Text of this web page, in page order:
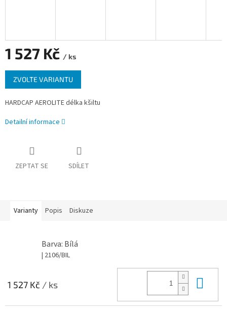
1 527 Kč / ks
Měrná
cena:
ZVOLTE VARIANTU
HARDCAP AEROLITE délka kšiltu
Detailní informace
ZEPTAT SE SDÍLET
Varianty Popis Diskuze
Barva: Bílá
| 2106/BIL
1 527 Kč / ks